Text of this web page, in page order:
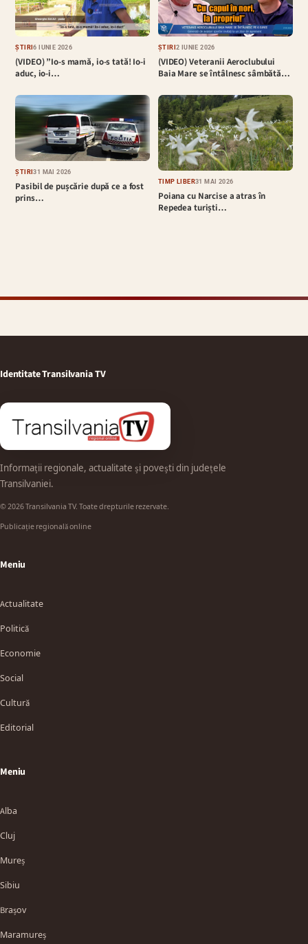
ȘTIRI6 IUNIE 2026
(VIDEO) ”Io-s mamă, io-s tată! Io-i
aduc, io-i…
ȘTIRI2 IUNIE 2026
(VIDEO) Veteranii Aeroclubului
Baia Mare se întâlnesc sâmbătă…
ȘTIRI31 MAI 2026
Pasibil de pușcărie după ce a fost
prins…
TIMP LIBER31 MAI 2026
Poiana cu Narcise a atras în
Repedea turiști…
Identitate Transilvania TV
Informații regionale, actualitate și povești din județele
Transilvaniei.
© 2026 Transilvania TV. Toate drepturile rezervate.
Publicație regională online
Meniu
Actualitate
Politică
Economie
Social
Cultură
Editorial
Meniu
Alba
Cluj
Mureș
Sibiu
Brașov
Maramureș